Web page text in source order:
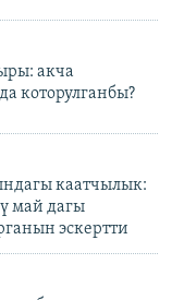
акча
которулганбы?
каатчылык:
май дагы
эскертти